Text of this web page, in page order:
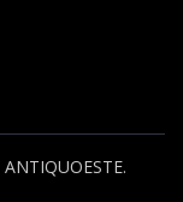
ANTIQUOESTE.